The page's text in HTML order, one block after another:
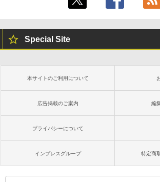
Special Site
本サイトのご利用について
広告掲載のご案内 編
プライバシーについて
インプレスグループ 特定商